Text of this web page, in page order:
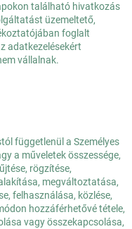
található hivatkozás
üzemeltető,
foglalt
adatkezelésekért
vállalnak.
függetlenül a Személyes
a műveletek összessége,
rögzítése,
megváltoztatása,
felhasználása, közlése,
hozzáférhetővé tétele,
vagy összekapcsolása,